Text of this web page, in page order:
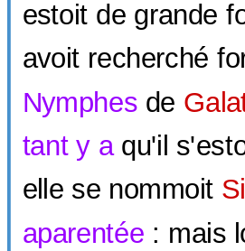
estoit de grande
avoit recherché
Nymphesde
tant y aqu'il
elle se nommoit
aparentée : mais